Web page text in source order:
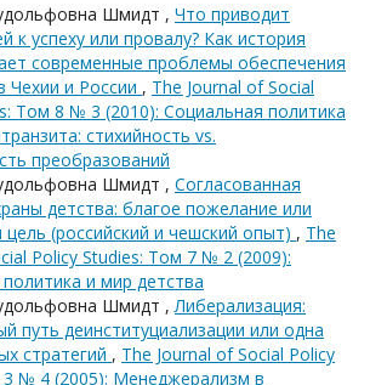
Шмидт , Что приводит
к успеху или провалу? Как история
современные проблемы обеспечения
Чехии и России , The Journal of Social
Том 8 № 3 (2010): Социальная политика
стихийность vs.
преобразований
Шмидт , Согласованная
детства: благое пожелание или
(российский и чешский опыт) , The
Policy Studies: Том 7 № 2 (2009):
и мир детства
Шмидт ,Либерализация:
путь деинституциализации или одна
стратегий , The Journal of Social Policy
3 № 4 (2005): Менеджерализм в